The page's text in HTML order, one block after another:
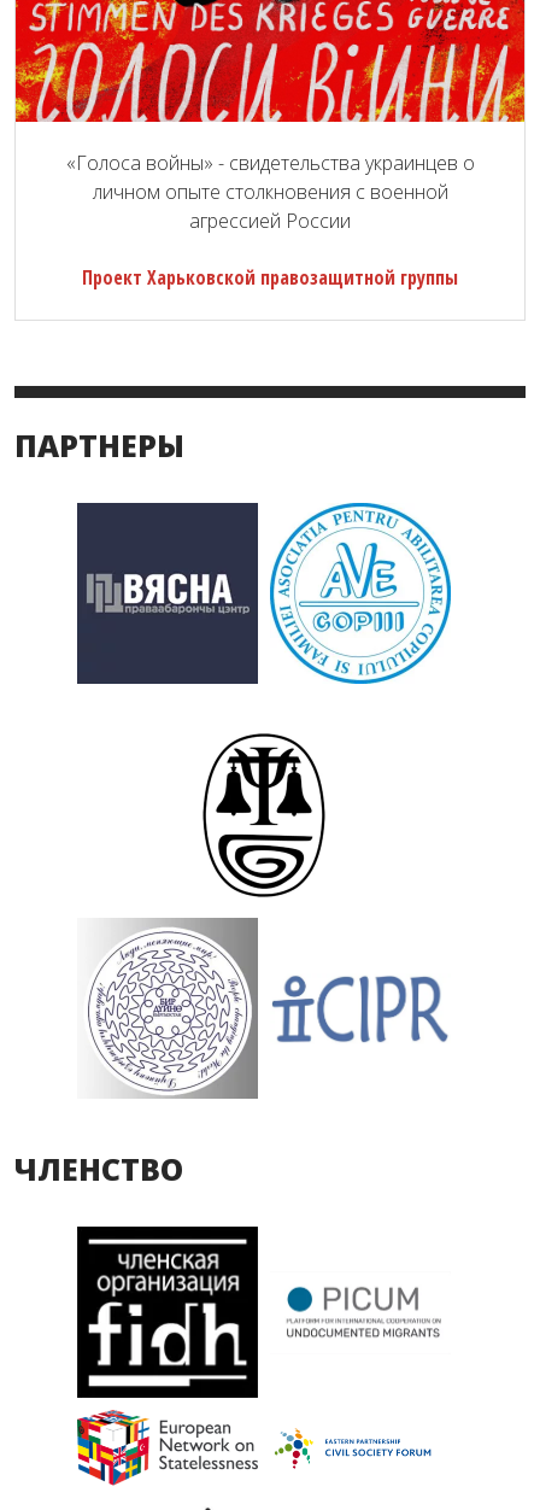
«Голоса войны» - свидетельства украинцев о
личном опыте столкновения с военной
агрессией России
Проект Харьковской правозащитной группы
ПАРТНЕРЫ
ЧЛЕНСТВО